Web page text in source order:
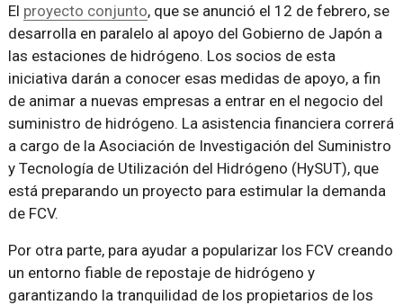
El proyecto conjunto, que se anunció el 12 de febrero, se
desarrolla en paralelo al apoyo del Gobierno de Japón a
las estaciones de hidrógeno. Los socios de esta
iniciativa darán a conocer esas medidas de apoyo, a fin
de animar a nuevas empresas a entrar en el negocio del
suministro de hidrógeno. La asistencia financiera correrá
a cargo de la Asociación de Investigación del Suministro
y Tecnología de Utilización del Hidrógeno (HySUT), que
está preparando un proyecto para estimular la demanda
de FCV.
Por otra parte, para ayudar a popularizar los FCV creando
un entorno fiable de repostaje de hidrógeno y
garantizando la tranquilidad de los propietarios de los